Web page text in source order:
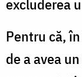
excluderea
Pentru că,
de a avea